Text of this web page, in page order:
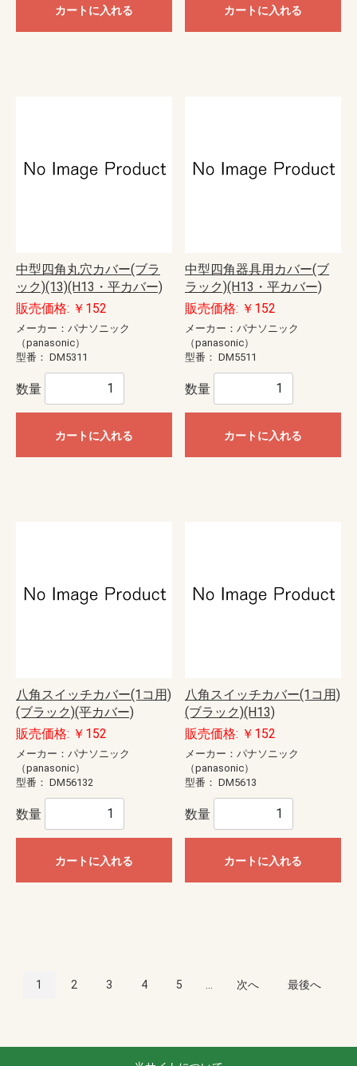
カートに入れる カートに入れる
中型四角丸穴カバー(ブラ
ック)(13)(H13・平カバー)
販売価格: ￥152
メーカー：パナソニック
（panasonic）
型番： DM5311
数量
カートに入れる
中型四角器具用カバー(ブ
ラック)(H13・平カバー)
販売価格: ￥152
メーカー：パナソニック
（panasonic）
型番： DM5511
数量
カートに入れる
八角スイッチカバー(1コ用)
(ブラック)(平カバー)
販売価格: ￥152
メーカー：パナソニック
（panasonic）
型番： DM56132
数量
カートに入れる
八角スイッチカバー(1コ用)
(ブラック)(H13)
販売価格: ￥152
メーカー：パナソニック
（panasonic）
型番： DM5613
数量
カートに入れる
1 2 3 4 5 次へ 最後へ